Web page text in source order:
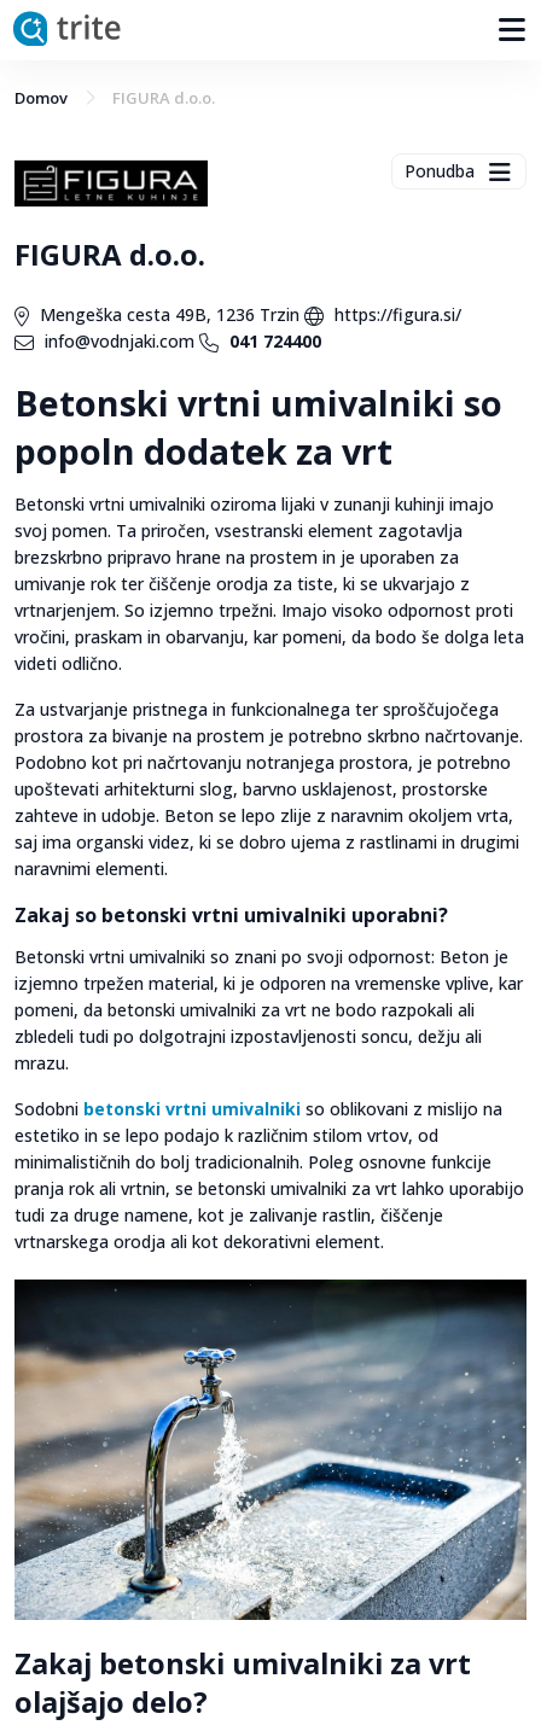
Domov FIGURA d.o.o.
Ponudba
FIGURA d.o.o.
Mengeška cesta 49B, 1236 Trzin
https://figura.si/
info@vodnjaki.com
041 724400
Betonski vrtni umivalniki so
popoln dodatek za vrt
Betonski vrtni umivalniki oziroma lijaki v zunanji kuhinji imajo
svoj pomen. Ta priročen, vsestranski element zagotavlja
brezskrbno pripravo hrane na prostem in je uporaben za
umivanje rok ter čiščenje orodja za tiste, ki se ukvarjajo z
vrtnarjenjem. So izjemno trpežni. Imajo visoko odpornost proti
vročini, praskam in obarvanju, kar pomeni, da bodo še dolga leta
videti odlično.
Za ustvarjanje pristnega in funkcionalnega ter sproščujočega
prostora za bivanje na prostem je potrebno skrbno načrtovanje.
Podobno kot pri načrtovanju notranjega prostora, je potrebno
upoštevati arhitekturni slog, barvno usklajenost, prostorske
zahteve in udobje. Beton se lepo zlije z naravnim okoljem vrta,
saj ima organski videz, ki se dobro ujema z rastlinami in drugimi
naravnimi elementi.
Zakaj so betonski vrtni umivalniki uporabni?
Betonski vrtni umivalniki so znani po svoji odpornost: Beton je
izjemno trpežen material, ki je odporen na vremenske vplive, kar
pomeni, da betonski umivalniki za vrt ne bodo razpokali ali
zbledeli tudi po dolgotrajni izpostavljenosti soncu, dežju ali
mrazu.
Sodobni betonski vrtni umivalniki so oblikovani z mislijo na
estetiko in se lepo podajo k različnim stilom vrtov, od
minimalističnih do bolj tradicionalnih. Poleg osnovne funkcije
pranja rok ali vrtnin, se betonski umivalniki za vrt lahko uporabijo
tudi za druge namene, kot je zalivanje rastlin, čiščenje
vrtnarskega orodja ali kot dekorativni element.
Zakaj betonski umivalniki za vrt
olajšajo delo?